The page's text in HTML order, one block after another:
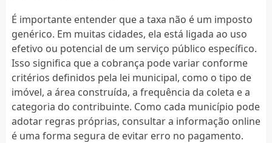
É importante entender que a taxa não é um imposto
genérico. Em muitas cidades, ela está ligada ao uso
efetivo ou potencial de um serviço público específico.
Isso significa que a cobrança pode variar conforme
critérios definidos pela lei municipal, como o tipo de
imóvel, a área construída, a frequência da coleta e a
categoria do contribuinte. Como cada município pode
adotar regras próprias, consultar a informação online
é uma forma segura de evitar erro no pagamento.